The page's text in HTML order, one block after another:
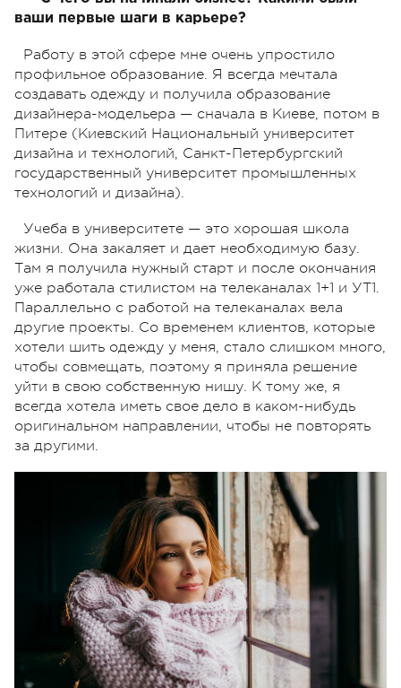
ваши первые шаги в карьере?
Работу в этой сфере мне очень упростило
профильное образование. Я всегда мечтала
создавать одежду и получила образование
дизайнера-модельера — сначала в Киеве, потом в
Питере (Киевский Национальный университет
дизайна и технологий, Санкт-Петербургский
государственный университет промышленных
технологий и дизайна).
Учеба в университете — это хорошая школа
жизни. Она закаляет и дает необходимую базу.
Там я получила нужный старт и после окончания
уже работала стилистом на телеканалах 1+1 и УТ1.
Параллельно с работой на телеканалах вела
другие проекты. Со временем клиентов, которые
хотели шить одежду у меня, стало слишком много,
чтобы совмещать, поэтому я приняла решение
уйти в свою собственную нишу. К тому же, я
всегда хотела иметь свое дело в каком-нибудь
оригинальном направлении, чтобы не повторять
за другими.